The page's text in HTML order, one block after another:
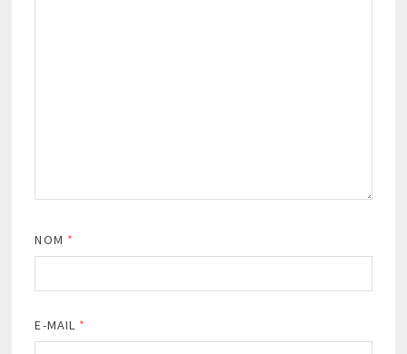
NOM *
E-MAIL *